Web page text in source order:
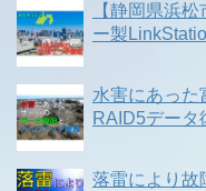
【静岡県浜
ー製
水害にあった
RAID5データ
落雷により故